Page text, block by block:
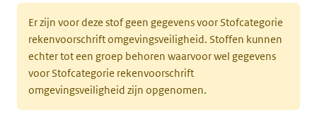
Er zijn voor deze stof geen gegevens voor Stofcategorie
rekenvoorschrift omgevingsveiligheid. Stoffen kunnen
echter tot een groep behoren waarvoor wel gegevens
voor Stofcategorie rekenvoorschrift
omgevingsveiligheid zijn opgenomen.